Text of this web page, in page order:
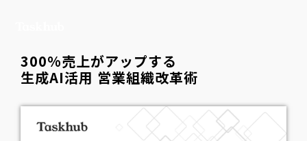
300%売上がアップする
生成AI活用 営業組織改革術